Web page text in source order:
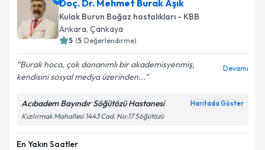
Doç. Dr. Mehmet Burak Aşık
Kulak Burun Boğaz hastalıkları - KBB
Ankara, Çankaya
5 (5 Değerlendirme)
Burak hoca, çok donanımlı bir akademisyenmiş,
kendisini sosyal medya üzerinden...
Devamı
Acıbadem Bayındır Söğütözü Hastanesi Haritada Göster
Kızılırmak Mahallesi 1443 Cad. No:17 Söğütözü
En Yakın Saatler